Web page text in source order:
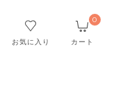
お気に入り カート
0